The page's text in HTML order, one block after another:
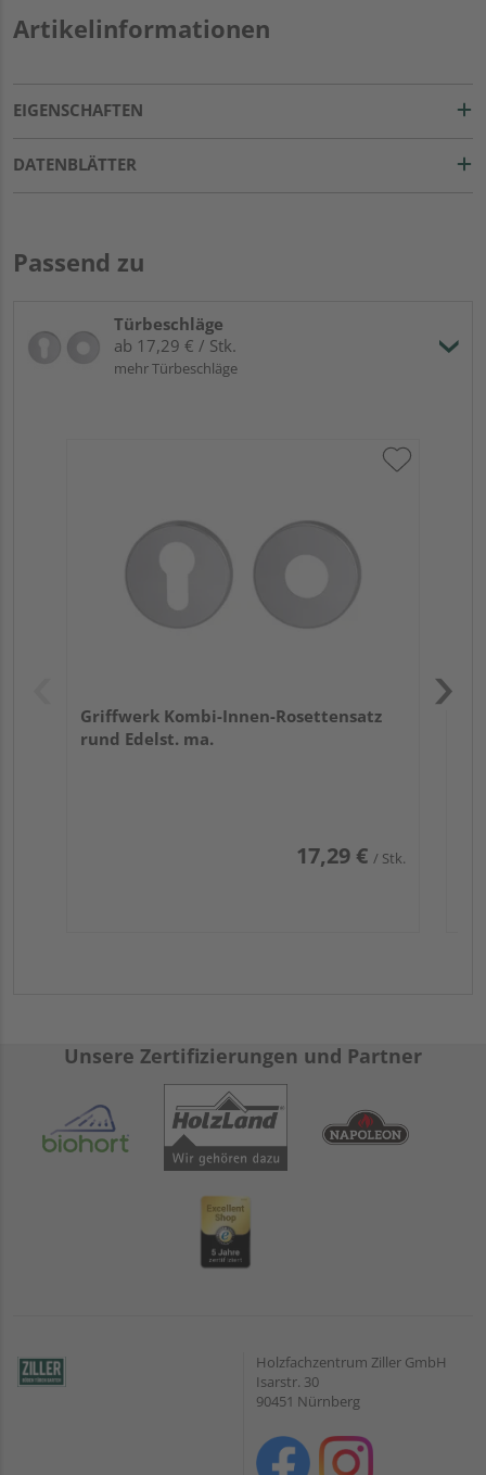
Artikelinformationen
EIGENSCHAFTEN
DATENBLÄTTER
Passend zu
Türbeschläge
ab 17,29 € / Stk.
mehr Türbeschläge
Griffwerk Kombi-Innen-Rosettensatz
rund Edelst. ma.
17,29 € / Stk.
Unsere Zertifizierungen und Partner
Holzfachzentrum Ziller GmbH
Isarstr. 30
90451 Nürnberg